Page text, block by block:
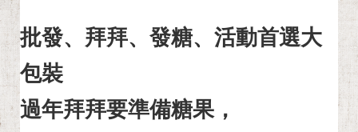
批發、拜拜、發糖、活動首選大
包裝
過年拜拜要準備糖果，